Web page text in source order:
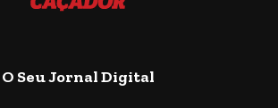
O Seu Jornal Digital